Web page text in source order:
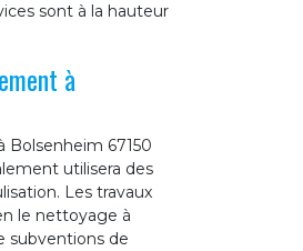
sont à la hauteur
à
Bolsenheim 67150
utilisera des
Les travaux
le nettoyage à
subventions de